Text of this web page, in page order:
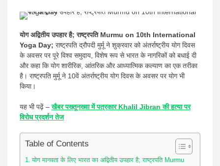
योग अद्वितीय उपहार है; राष्ट्रपति Murmu on 10th International
Yoga Day; राष्ट्रपति द्रौपदी मुर्मू ने शुक्रवार को अंतर्राष्ट्रीय योग दिवस
के अवसर पर पूरे विश्व समुदाय, विशेष रूप से भारत के नागरिकों को बधाई दी
और कहा कि योग शारीरिक, आंतरिक और आध्यात्मिक कल्याण का एक तरीका
है। राष्ट्रपति मुर्मू ने 10वें अंतर्राष्ट्रीय योग दिवस के अवसर पर योग भी
किया।
यह भी पढ़ें –खैबर पख्तूनख्वा में पत्रकार Khalil Jibran की हत्या पर
विरोध प्रदर्शन तेज
Table of Contents
योग मानवता के लिए भारत का अद्वितीय उपहार है; राष्ट्रपति Murmu